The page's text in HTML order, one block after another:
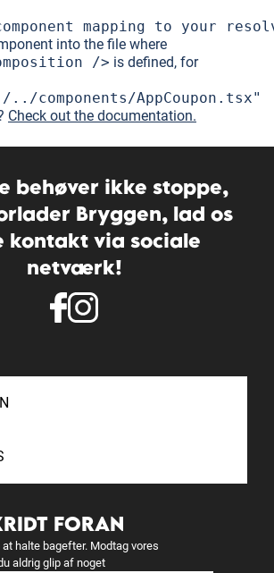
mapping to your
into the file where
/> is defined, for
components/AppCoupon.tsx"
Check out the documentation.
behøver ikke stoppe,
Bryggen, lad os
kontakt via sociale
netværk!
FORAN
halte bagefter. Modtag vores
aldrig glip af noget